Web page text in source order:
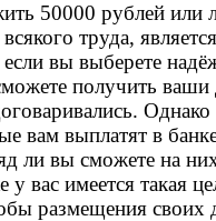
50000 рублей
труда,
вы выберете
получить
вам выплатят в
ли вы сможете на
вас имеется такая
размещения своих